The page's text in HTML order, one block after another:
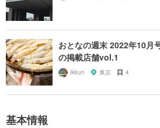
おとなの週末 2022年10月
の掲載店舗vol.1
Ikkun 東京 4
基本情報